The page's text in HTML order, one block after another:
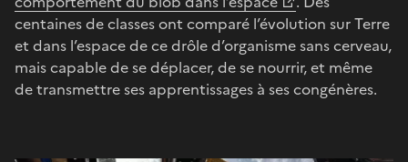
centaines de classes ont comparé l’évolution sur Terre
et dans l’espace de ce drôle d’organisme sans cerveau,
mais capable de se déplacer, de se nourrir, et même
de transmettre ses apprentissages à ses congénères.